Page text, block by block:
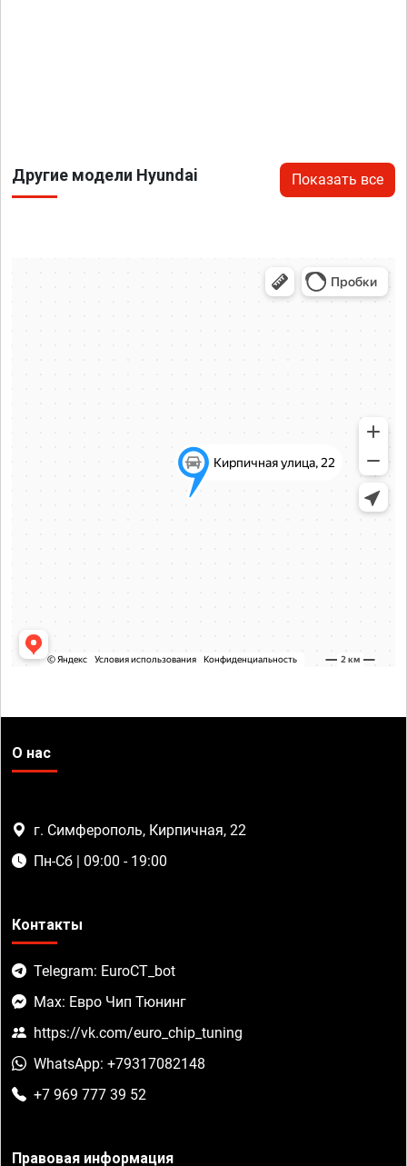
Другие модели Hyundai Показать все
О нас
г. Симферополь, Кирпичная, 22
Пн-Сб | 09:00 - 19:00
Контакты
Telegram: EuroCT_bot
Max: Евро Чип Тюнинг
https://vk.com/euro_chip_tuning
WhatsApp: +79317082148
+7 969 777 39 52
Правовая информация